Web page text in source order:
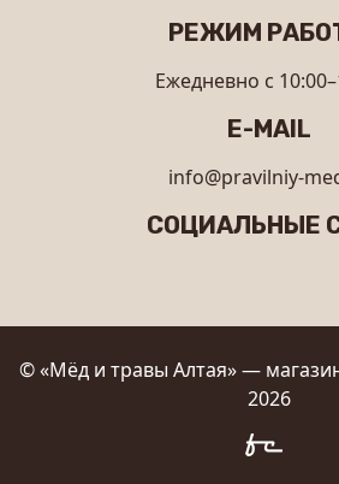
РЕЖИМ
Ежедневно с
E-MAIL
info@pravilniy-
СОЦИАЛЬНЫЕ
© «Мёд и травы Алтая» —
2026